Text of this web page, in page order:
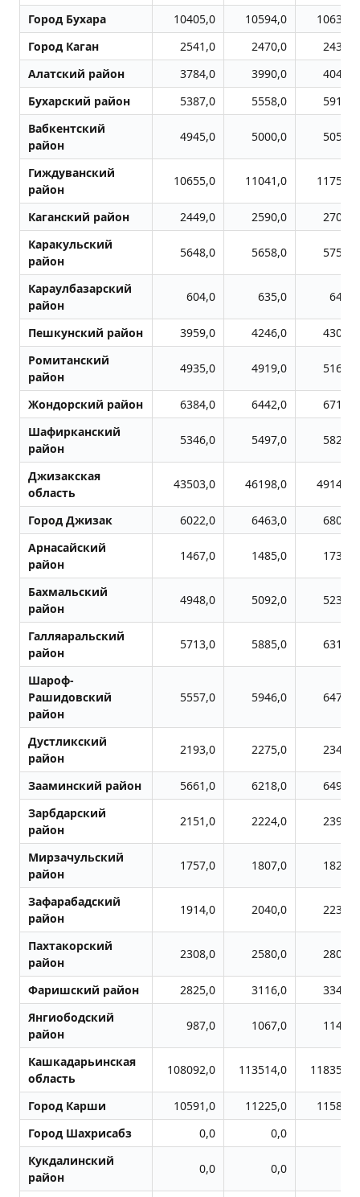
Город Бухара
10405,0 10594,0
10634,0
Город Каган
2541,0 2470,0
2431,0
Алатский район
3784,0 3990,0
4046,0
Бухарский район
5387,0 5558,0
5911,0
Вабкентский
район
4945,0 5000,0 5055,0
Гиждуванский
район
10655,0 11041,0 11759,0
Каганский район 2449,0 2590,0
2707,0
Каракульский
район
5648,0 5658,0 5750,0
Караулбазарский
район
604,0 635,0 648,0
Пешкунский район 3959,0 4246,0
4306,0
Ромитанский
район
4935,0 4919,0 5166,0
Жондоpский район 6384,0 6442,0
6716,0
Шафирканский
район
5346,0 5497,0 5826,0
Джизакская
область
43503,0 46198,0 49143,0
Город Джизак 6022,0 6463,0
6806,0
Арнасайский
район
1467,0 1485,0 1730,0
Бахмальский
район
4948,0 5092,0 5235,0
Галляаральский
район
5713,0 5885,0 6310,0
Шароф-
Рашидовский
район
5557,0 5946,0 6479,0
Дустликский
район
2193,0 2275,0 2349,0
Зааминский район 5661,0 6218,0
6498,0
Зарбдарский
район
2151,0 2224,0 2396,0
Мирзачульский
район
1757,0 1807,0 1822,0
Зафарабадский
район
1914,0 2040,0 2230,0
Пахтакорский
район
2308,0 2580,0 2803,0
Фаришский район 2825,0 3116,0
3344,0
Янгиободский
район
987,0 1067,0 1141,0
Кашкадарьинская
область
108092,0 113514,0 118354,0
Город Карши 10591,0 11225,0
11583,0
Город Шахрисабз
0,0 0,0
Кукдалинский
район
0,0 0,0